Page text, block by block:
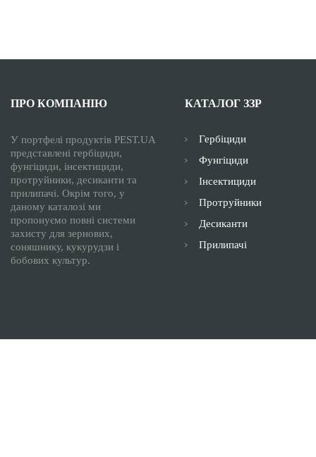
ПРО КОМПАНІЮ
У портфелі продуктів PEST.UA
представлені гербіциди,
фунгіциди, інсектициди,
протруйники, десиканти та
прилипачі. Окрім того, у
даному каталозі ми
пропонуємо повні системи
захисту для зернових,
соняшнику, кукурудзи і
бобових культур.
КАТАЛОГ ЗЗР
Гербіциди
Фунгіциди
Інсектициди
Протруйники
Десиканти
Прилипачі